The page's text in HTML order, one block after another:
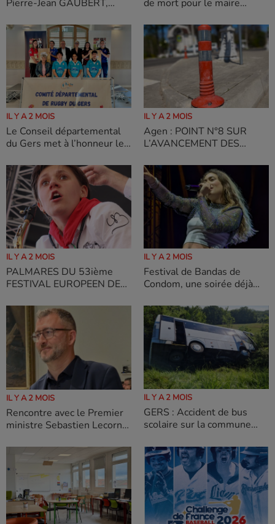
Pierre-Jean GAUBERT,
départemental adjoint du
SDIS 32
de mort pour le maire
IL Y A 2 MOIS
Le Conseil départemental
du Gers met à l’honneur les
qualifiées en finale
départementale
IL Y A 2 MOIS
Agen : POINT N°8 SUR
L’AVANCEMENT DES
CHALEUR URBAIN
IL Y A 2 MOIS
PALMARES DU 53ième
FESTIVAL EUROPEEN DE
CONDOM 2026
IL Y A 2 MOIS
Festival de Bandas de
Condom, une soirée déjà
IL Y A 2 MOIS
Rencontre avec le Premier
ministre Sebastien Lecornu
un chantier irréversible »
IL Y A 2 MOIS
GERS : Accident de bus
scolaire sur la commune